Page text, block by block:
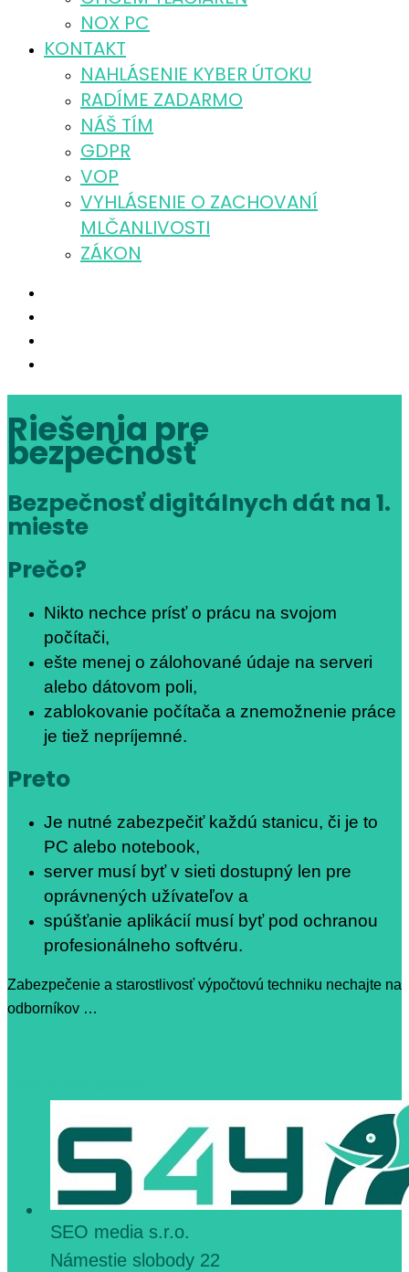
NOX PC
KONTAKT
NAHLÁSENIE KYBER ÚTOKU
RADÍME ZADARMO
NÁŠ TÍM
GDPR
VOP
VYHLÁSENIE O ZACHOVANÍ
MLČANLIVOSTI
ZÁKON
Riešenia pre
bezpečnosť
Bezpečnosť digitálnych dát na 1.
mieste
Prečo?
Nikto nechce prísť o prácu na svojom
počítači,
ešte menej o zálohované údaje na serveri
alebo dátovom poli,
zablokovanie počítača a znemožnenie práce
je tiež nepríjemné.
Preto
Je nutné zabezpečiť každú stanicu, či je to
PC alebo notebook,
server musí byť v sieti dostupný len pre
oprávnených užívateľov a
spúšťanie aplikácií musí byť pod ochranou
profesionálneho softvéru.
Zabezpečenie a starostlivosť výpočtovú techniku nechajte na
odborníkov …
SEO media s.r.o.
Námestie slobody 22